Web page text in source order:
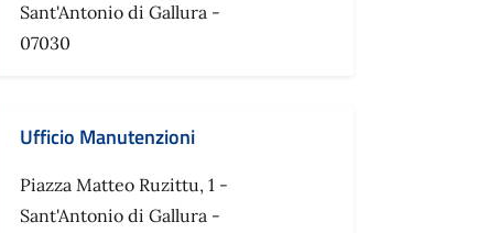
Sant'Antonio di Gallura -
07030
Ufficio Manutenzioni
Piazza Matteo Ruzittu, 1 -
Sant'Antonio di Gallura -